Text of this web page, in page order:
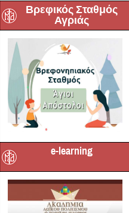
Βρεφικός Σταθμός
Αγριάς
e-learning